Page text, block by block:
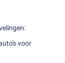
voor